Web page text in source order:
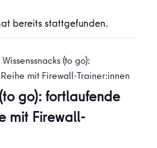
bereits stattgefunden.
Wissenssnacks (to go):
mit Firewall-Trainer:innen
go): fortlaufende
mit Firewall-